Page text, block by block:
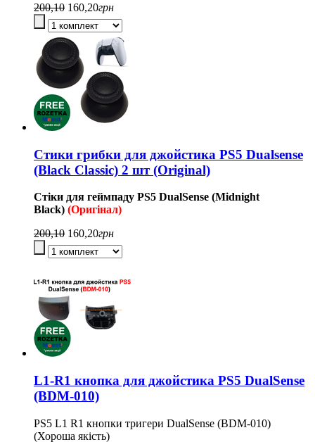
200,10 160,20грн
Стики грибки для джойстика PS5 Dualsense
(Black Classic) 2 шт (Original)
Стіки для геймпаду PS5 DualSense (Midnight
Black) (Оригінал)
200,10 160,20грн
L1-R1 кнопка для джойстика PS5 DualSense
(BDM-010)
PS5 L1 R1 кнопки тригери DualSense (BDM-010)
(Хороша якість)